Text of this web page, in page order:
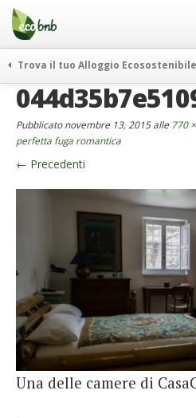
Menu
Salta
contenuto
Offerte Speciali
Regali
FAQ
Chi Siamo
Italiano
German
English
Spanish
French
Trova il tuo Alloggio Ecosostenibile
weekend green
curiosità
vivere e viaggiare verde
news ed eventi
rassegna stampa
Pubblicatonovembre 13, 2015alle 770
perfetta fuga romantica
← Precedenti
Una delle camere di